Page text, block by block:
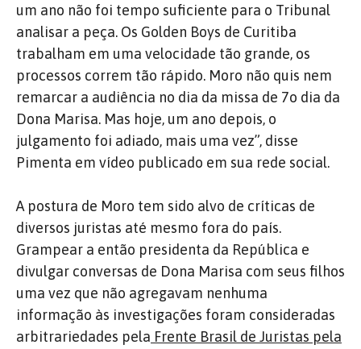
um ano não foi tempo suficiente para o Tribunal
analisar a peça. Os Golden Boys de Curitiba
trabalham em uma velocidade tão grande, os
processos correm tão rápido. Moro não quis nem
remarcar a audiência no dia da missa de 7o dia da
Dona Marisa. Mas hoje, um ano depois, o
julgamento foi adiado, mais uma vez”, disse
Pimenta em vídeo publicado em sua rede social.
A postura de Moro tem sido alvo de críticas de
diversos juristas até mesmo fora do país.
Grampear a então presidenta da República e
divulgar conversas de Dona Marisa com seus filhos
uma vez que não agregavam nenhuma
informação às investigações foram consideradas
arbitrariedades pela Frente Brasil de Juristas pela